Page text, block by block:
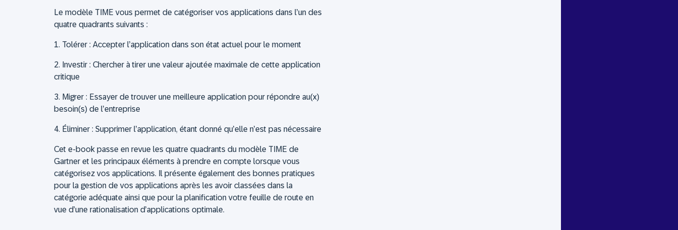
Le modèle TIME vous permet de catégoriser vos applications dans l’un des
quatre quadrants suivants :
1. Tolérer : Accepter l’application dans son état actuel pour le moment
2. Investir : Chercher à tirer une valeur ajoutée maximale de cette application
critique
3. Migrer : Essayer de trouver une meilleure application pour répondre au(x)
besoin(s) de l’entreprise
4. Éliminer : Supprimer l’application, étant donné qu’elle n’est pas nécessaire
Cet e-book passe en revue les quatre quadrants du modèle TIME de
Gartner et les principaux éléments à prendre en compte lorsque vous
catégorisez vos applications. Il présente également des bonnes pratiques
pour la gestion de vos applications après les avoir classées dans la
catégorie adéquate ainsi que pour la planification votre feuille de route en
vue d’une rationalisation d’applications optimale.